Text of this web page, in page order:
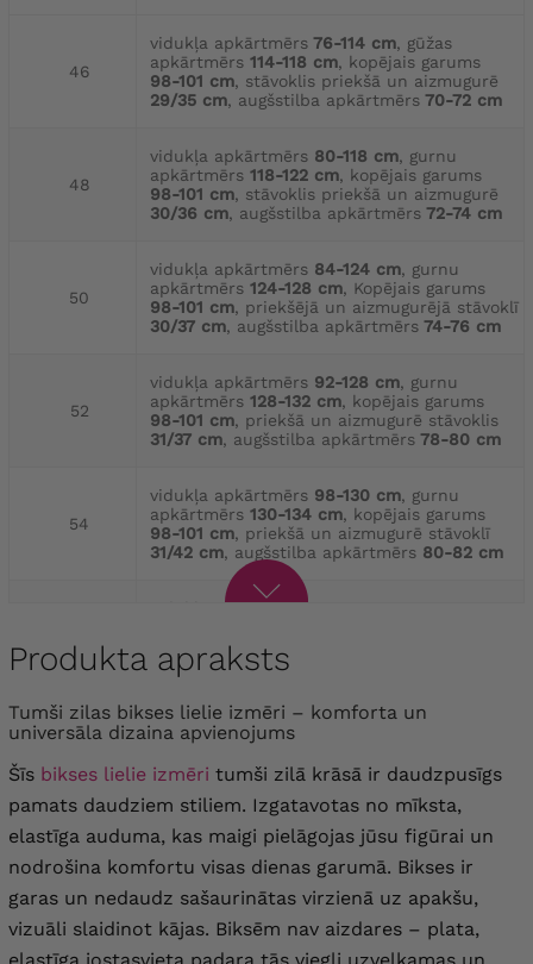
46
vidukļa apkārtmērs 76-114 cm, gūžas
apkārtmērs 114-118 cm, kopējais garums
98-101 cm, stāvoklis priekšā un aizmugurē
29/35 cm, augšstilba apkārtmērs 70-72 cm
48
vidukļa apkārtmērs 80-118 cm, gurnu
apkārtmērs 118-122 cm, kopējais garums
98-101 cm, stāvoklis priekšā un aizmugurē
30/36 cm, augšstilba apkārtmērs 72-74 cm
50
vidukļa apkārtmērs 84-124 cm, gurnu
apkārtmērs 124-128 cm, Kopējais garums
98-101 cm, priekšējā un aizmugurējā stāvoklī
30/37 cm, augšstilba apkārtmērs 74-76 cm
52
vidukļa apkārtmērs 92-128 cm, gurnu
apkārtmērs 128-132 cm, kopējais garums
98-101 cm, priekšā un aizmugurē stāvoklis
31/37 cm, augšstilba apkārtmērs 78-80 cm
54
vidukļa apkārtmērs 98-130 cm, gurnu
apkārtmērs 130-134 cm, kopējais garums
98-101 cm, priekšā un aizmugurē stāvoklī
31/42 cm, augšstilba apkārtmērs 80-82 cm
vidukļa apkārtmērs
98-101 cm
, stāvoklis priekšā un aizmugurē
32/42 cm, augšstilba apkārtmērs
vidukļa apkārtmērs 108-144 cm, gurnu
apkārtmērs 144-148 cm
32/42 cm, augšstilba apkārtmērs 84-86 cm
60
vidukļa apkārtmērs 112-152 cm , gūžas
152-156 cm
, kopējais garums
98-101 cm, priekšējā un aizmugurējā stāvoklī
33/43 cm , augšstilba apkārtmērs 86-88 cm
vidukļa apkārtmērs 116-160 cm
Produkta apraksts
Tumši zilas bikses lielie izmēri – komforta un
universāla dizaina apvienojums
Šīs bikses lielie izmēri tumši zilā krāsā ir daudzpusīgs
pamats daudziem stiliem. Izgatavotas no mīksta,
elastīga auduma, kas maigi pielāgojas jūsu figūrai un
nodrošina komfortu visas dienas garumā. Bikses ir
garas un nedaudz sašaurinātas virzienā uz apakšu,
vizuāli slaidinot kājas. Biksēm nav aizdares – plata,